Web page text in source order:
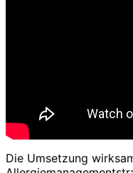
Die Umsetzung